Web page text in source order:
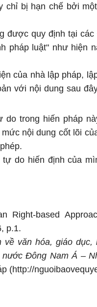
chỉ bị hạn chế bởi
được quy định tại các
pháp luật" như hiện
của nhà lập pháp,
với nội dung sau
do trong hiến pháp
nội dung cốt lõi
do hiến định của
Right-based
p.1.
về văn hóa, giáo dục,
Đông Nam Á –
(http://